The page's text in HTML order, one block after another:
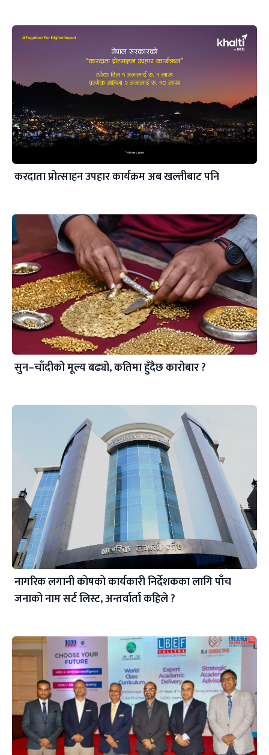
करदाता प्रोत्साहन उपहार कार्यक्रम अब खल्तीबाट पनि
सुन–चाँदीको मूल्य बढ्यो, कतिमा हुँदैछ कारोबार ?
नागरिक लगानी कोषको कार्यकारी निर्देशकका लागि पाँच
जनाको नाम सर्ट लिस्ट, अन्तर्वार्ता कहिले ?